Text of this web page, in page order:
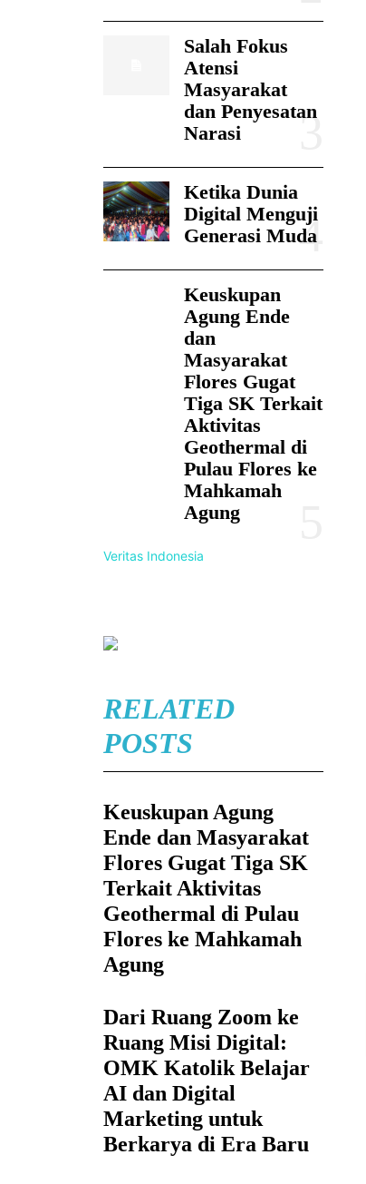
Salah Fokus
Atensi
Masyarakat
dan Penyesatan
Narasi
Ketika Dunia
Digital Menguji
Generasi Muda
Keuskupan
Agung Ende
dan
Masyarakat
Flores Gugat
Tiga SK Terkait
Aktivitas
Geothermal di
Pulau Flores ke
Mahkamah
Agung
Veritas Indonesia
RELATED
POSTS
Keuskupan Agung
Ende dan Masyarakat
Flores Gugat Tiga SK
Terkait Aktivitas
Geothermal di Pulau
Flores ke Mahkamah
Agung
Dari Ruang Zoom ke
Ruang Misi Digital:
OMK Katolik Belajar
AI dan Digital
Marketing untuk
Berkarya di Era Baru